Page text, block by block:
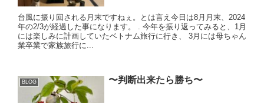
台風に振り回される月末ですねぇ。とは言え今日は8月月末、2024
年の2/3が経過した事になります。 . 今年を振り返ってみると、1月
には楽しみに計画していたベトナム旅行に行き、 3月には母ちゃん
業卒業で家族旅行に...
BLOG 〜判断出来たら勝ち〜